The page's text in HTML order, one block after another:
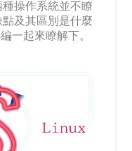
操作系統並不瞭
及其區別是什麼
一起來瞭解下。